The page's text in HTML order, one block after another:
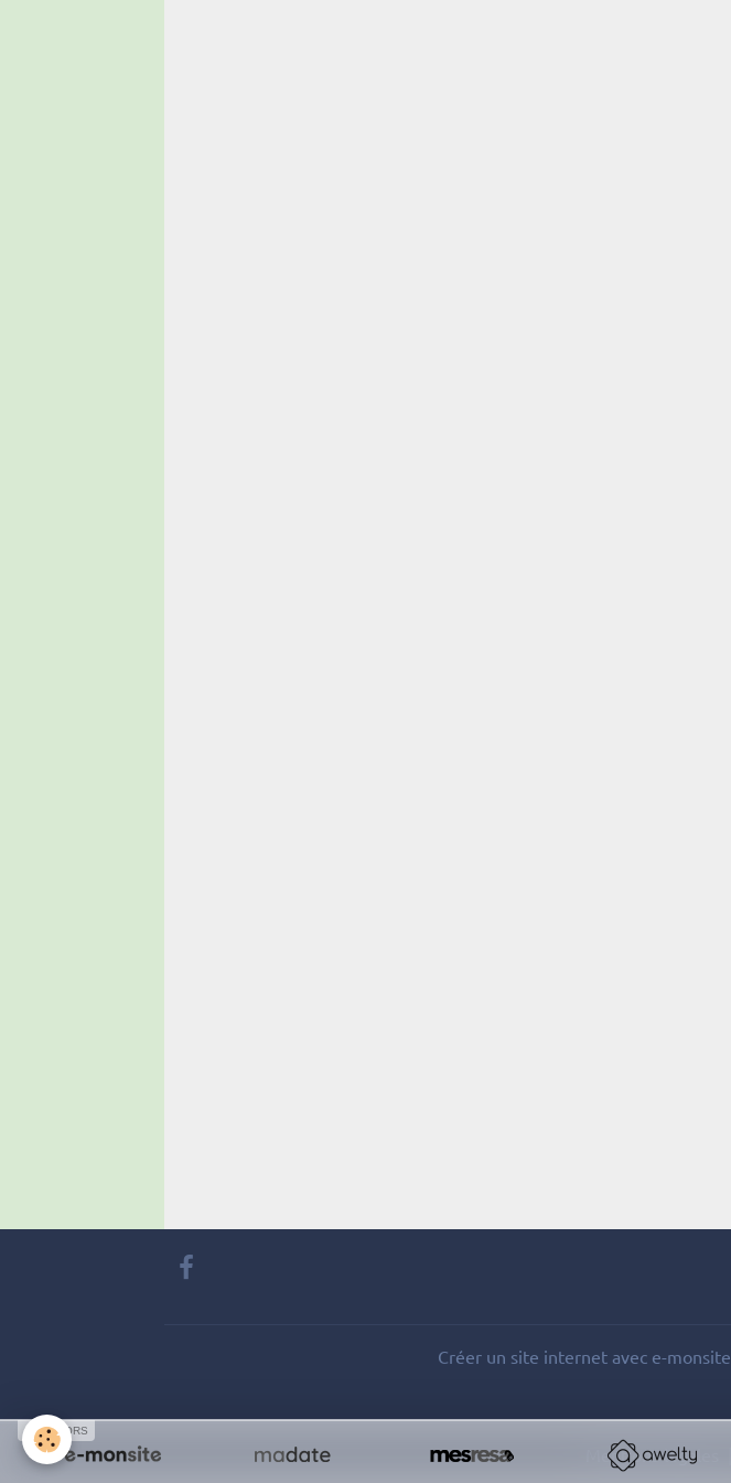
Créer un site internet avec e-monsite
Mentions légales
SPONSORS